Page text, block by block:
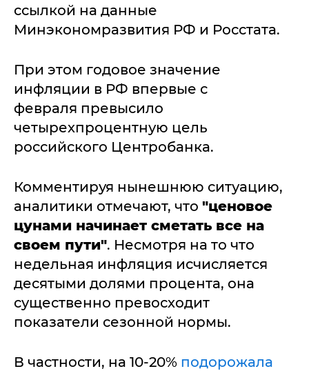
ссылкой на данные
Минэкономразвития РФ и Росстата.
При этом годовое значение
инфляции в РФ впервые с
февраля превысило
четырехпроцентную цель
российского Центробанка.
Комментируя нынешнюю ситуацию,
аналитики отмечают, что "ценовое
цунами начинает сметать все на
своем пути". Несмотря на то что
недельная инфляция исчисляется
десятыми долями процента, она
существенно превосходит
показатели сезонной нормы.
В частности, на 10-20% подорожала